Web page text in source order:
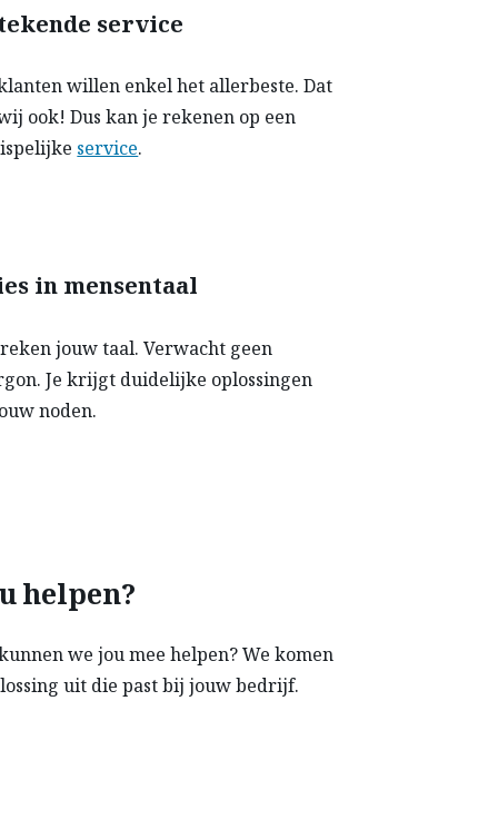
service
willen enkel het allerbeste. Dat
ook! Dus kan je rekenen op een
service.
in mensentaal
jouw taal. Verwacht geen
Je krijgt duidelijke oplossingen
noden.
helpen?
we jou mee helpen? We komen
uit die past bij jouw bedrijf.